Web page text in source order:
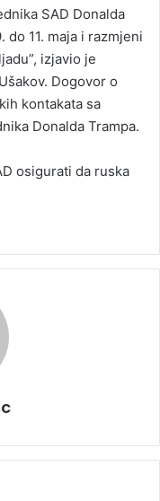
SAD Donalda
11. maja i razmjeni
izjavio je
Dogovor o
kontakata sa
Donalda Trampa.
osigurati da ruska